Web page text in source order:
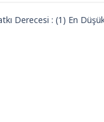
Derecesi : (1) En